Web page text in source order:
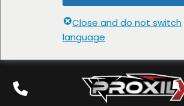
Close and do not switch
language